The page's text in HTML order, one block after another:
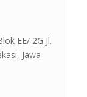
EE/ 2G Jl.
Jawa